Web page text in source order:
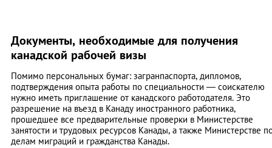
Документы, необходимые для получения
канадской рабочей визы
Помимо персональных бумаг: загранпаспорта, дипломов,
подтверждения опыта работы по специальности — соискателю
нужно иметь приглашение от канадского работодателя. Это
разрешение на въезд в Канаду иностранного работника,
прошедшее все предварительные проверки в Министерстве
занятости и трудовых ресурсов Канады, а также Министерстве
делам миграций и гражданства Канады.